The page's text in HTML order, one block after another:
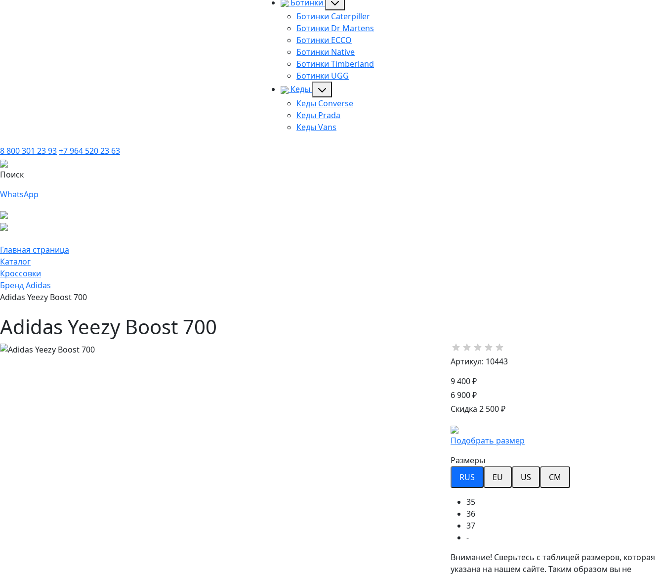
Ботинки
Ботинки Caterpiller
Ботинки Dr Martens
Ботинки ECCO
Ботинки Native
Ботинки Timberland
Ботинки UGG
Кеды
Кеды Converse
Кеды Prada
Кеды Vans
8 800 301 23 93+7 964 520 23 63
Поиск
WhatsApp
Главная страница
Каталог
Кроссовки
Бренд Adidas
Adidas Yeezy Boost 700
Adidas Yeezy Boost 700
Артикул: 10443
9 400 ₽
6 900 ₽
Скидка 2 500 ₽
Подобрать размер
Размеры
RUS
EU US CM
35
36
37
-
Внимание! Сверьтесь с таблицей размеров, которая
указана на нашем сайте. Таким образом вы не